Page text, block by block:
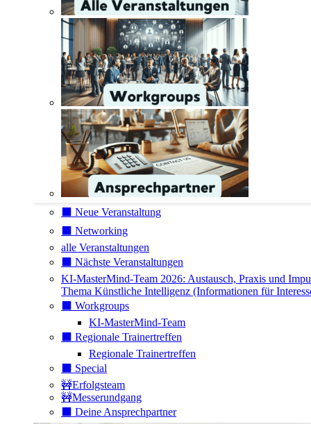
⬛️ Neue Veranstaltung
⬛️ Networking
alle Veranstaltungen
⬛️ Nächste Veranstaltungen
KI-MasterMind-Team 2026: Austausch, Praxis und
Thema Künstliche Intelligenz (Informationen für
⬛️ Workgroups
KI-MasterMind-Team
⬛️ Regionale Trainertreffen
Regionale Trainertreffen
⬛️ Special
🚧Erfolgsteam
🚧Messerundgang
⬛️ Deine Ansprechpartner